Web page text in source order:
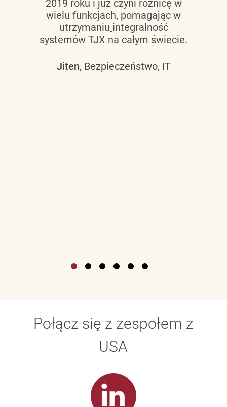
2019 roku i już czyni różnicę w
wielu funkcjach, pomagając w
utrzymaniu integralność
systemów TJX na całym świecie.
Jiten, Bezpieczeństwo, IT
Połącz się z zespołem z
USA